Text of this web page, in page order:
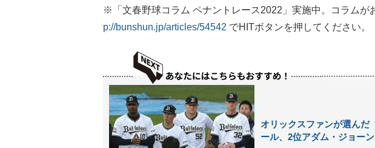
※「文春野球コラム ペナントレース2022」実施中。コラムが
p://bunshun.jp/articles/54542 でHITボタンを押してください。
オリックスファンが選ん
ール、2位アダム・ジョー